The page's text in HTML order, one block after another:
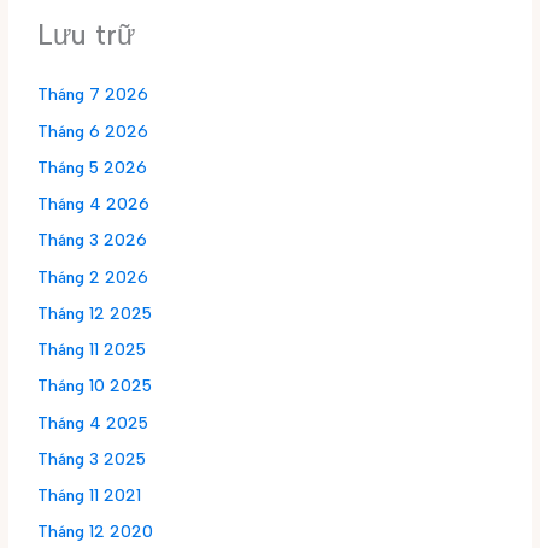
Lưu trữ
Tháng 7 2026
Tháng 6 2026
Tháng 5 2026
Tháng 4 2026
Tháng 3 2026
Tháng 2 2026
Tháng 12 2025
Tháng 11 2025
Tháng 10 2025
Tháng 4 2025
Tháng 3 2025
Tháng 11 2021
Tháng 12 2020